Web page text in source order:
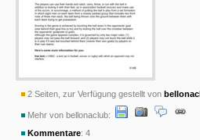
2 Seiten, zur Verfügung gestellt von
Mehr von bellonaclub:
Kommentare: 4